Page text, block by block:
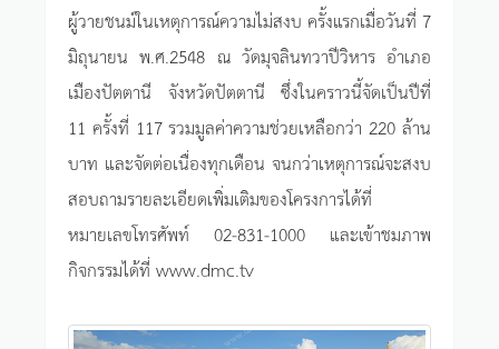
ผู้วายชนม์ในเหตุการณ์ความไม่สงบ ครั้งแรกเมื่อวันที่ 7
มิถุนายน พ.ศ.2548 ณ วัดมุจลินทวาปีวิหาร อำเภอ
เมืองปัตตานี จังหวัดปัตตานี ซึ่งในคราวนี้จัดเป็นปีที่
11 ครั้งที่ 117 รวมมูลค่าความช่วยเหลือกว่า 220 ล้าน
บาท และจัดต่อเนื่องทุกเดือน จนกว่าเหตุการณ์จะสงบ
สอบถามรายละเอียดเพิ่มเติมของโครงการได้ที่
หมายเลขโทรศัพท์ 02-831-1000 และเข้าชมภาพ
กิจกรรมได้ที่ www.dmc.tv